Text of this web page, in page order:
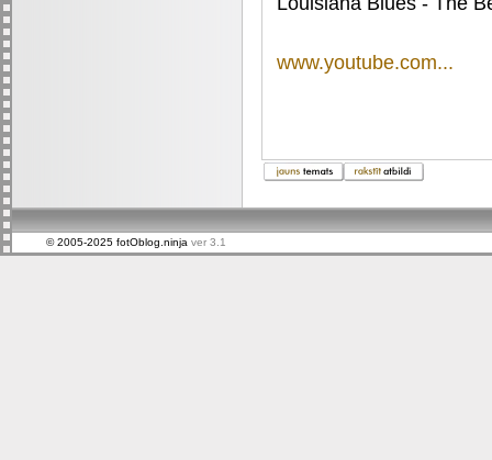
www.youtube.com...
© 2005-2025 fotOblog.ninja ver 3.1